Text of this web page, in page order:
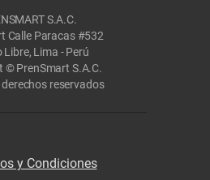
S.A.C.
Calle Paracas #532
Libre, Lima - Perú
© PrenSmart S.A.C.
reservados
y Condiciones